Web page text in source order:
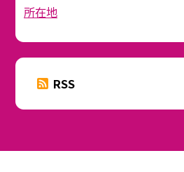
所在地
RSS